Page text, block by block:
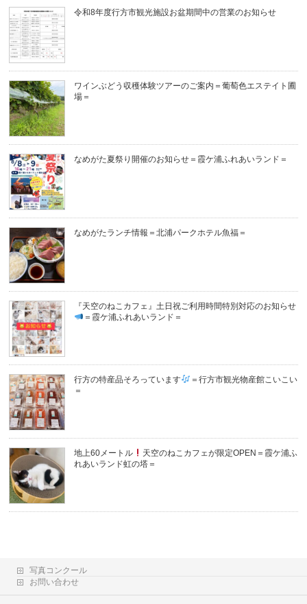
令和8年度行方市観光施設お盆期間中の営業のお知らせ
ワインぶどう収穫体験ツアーのご案内＝葡萄色エステイト圃
場＝
なめがた夏祭り開催のお知らせ＝霞ケ浦ふれあいランド＝
なめがたランチ情報＝北浦パークホテル魚福＝
『天空のねこカフェ』土日祝ご利用時間特別対応のお知らせ
＝霞ケ浦ふれあいランド＝
行方の特産品そろっています
＝行方市観光物産館こいこい
＝
地上60メートル
天空のねこカフェが限定OPEN＝霞ケ浦ふ
れあいランド虹の塔＝
写真コンクール
お問い合わせ